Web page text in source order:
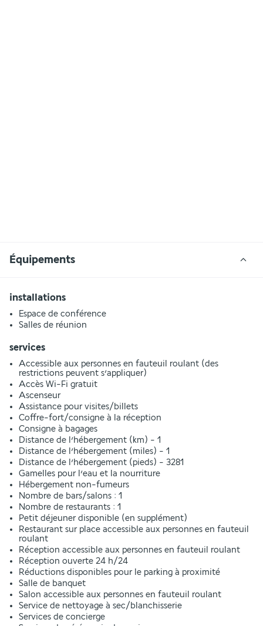
Équipements
installations
Espace de conférence
Salles de réunion
services
Accessible aux personnes en fauteuil roulant (des
restrictions peuvent s’appliquer)
Accès Wi-Fi gratuit
Ascenseur
Assistance pour visites/billets
Coffre-fort/consigne à la réception
Consigne à bagages
Distance de l’hébergement (km) - 1
Distance de l’hébergement (miles) - 1
Distance de l’hébergement (pieds) - 3281
Gamelles pour l’eau et la nourriture
Hébergement non-fumeurs
Nombre de bars/salons : 1
Nombre de restaurants : 1
Petit déjeuner disponible (en supplément)
Restaurant sur place accessible aux personnes en fauteuil
roulant
Réception accessible aux personnes en fauteuil roulant
Réception ouverte 24 h/24
Réductions disponibles pour le parking à proximité
Salle de banquet
Salon accessible aux personnes en fauteuil roulant
Service de nettoyage à sec/blanchisserie
Services de concierge